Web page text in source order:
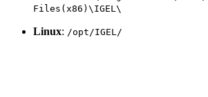
Files(x86)\IGEL\
Linux: /opt/IGEL/